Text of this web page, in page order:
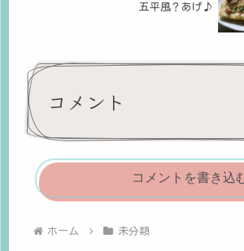
五平風？あげ♪
コメント
コメントを書き込
ホーム 未分類